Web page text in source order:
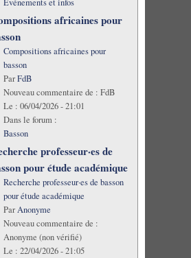
Evénements et infos
africaines pour
Compositions africaines pour
basson
ParFdB
Nouveau commentaire de : FdB
Le : 06/04/2026 - 21:01
Dans le forum :
Basson
professeur·es de
pour étude académique
Recherche professeur·es de basson
pour étude académique
ParAnonyme
Nouveau commentaire de :
Anonyme (non vérifié)
Le : 22/04/2026 - 21:05